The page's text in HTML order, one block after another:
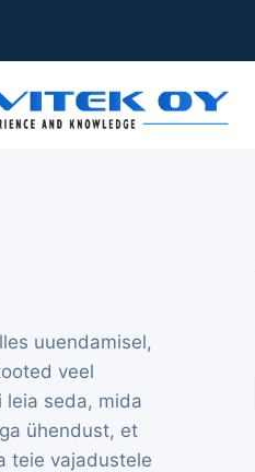
uuendamisel,
veel
leia seda, mida
ühendust, et
teie vajadustele